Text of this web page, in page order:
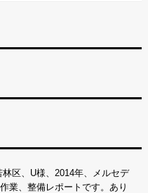
区、U様、2014年、メルセデ
業、整備レポートです。あり